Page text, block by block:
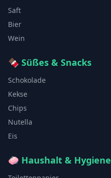
Saft
Bier
Wein
🍫 Süßes & Snacks
Schokolade
Kekse
Chips
Nutella
Eis
🧼 Haushalt & Hygiene